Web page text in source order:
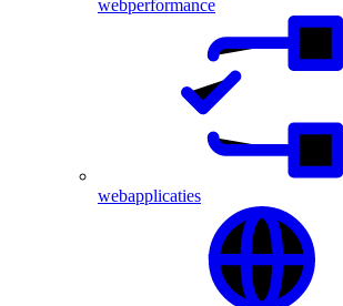
webperformance
webapplicaties